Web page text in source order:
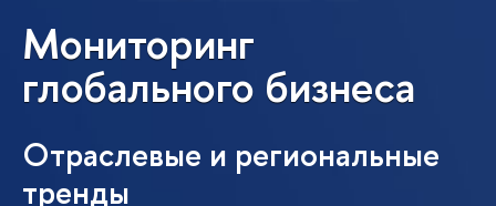
Мониторинг
глобального бизнеса
Отраслевые и региональные
тренды